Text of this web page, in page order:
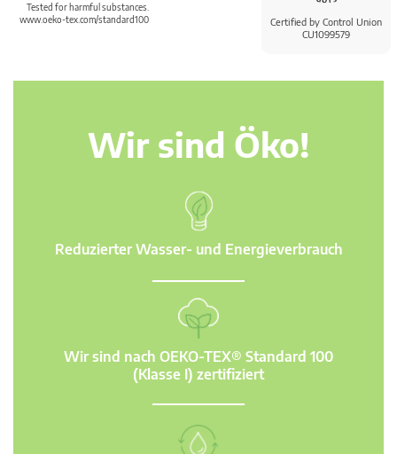
Certified by Control Union
CU1099579
Tested for harmful substances.
www.oeko-tex.com/standard100
Wir sind Öko!
Reduzierter Wasser- und Energieverbrauch
Wir sind nach OEKO-TEX® Standard 100
(Klasse I) zertifiziert